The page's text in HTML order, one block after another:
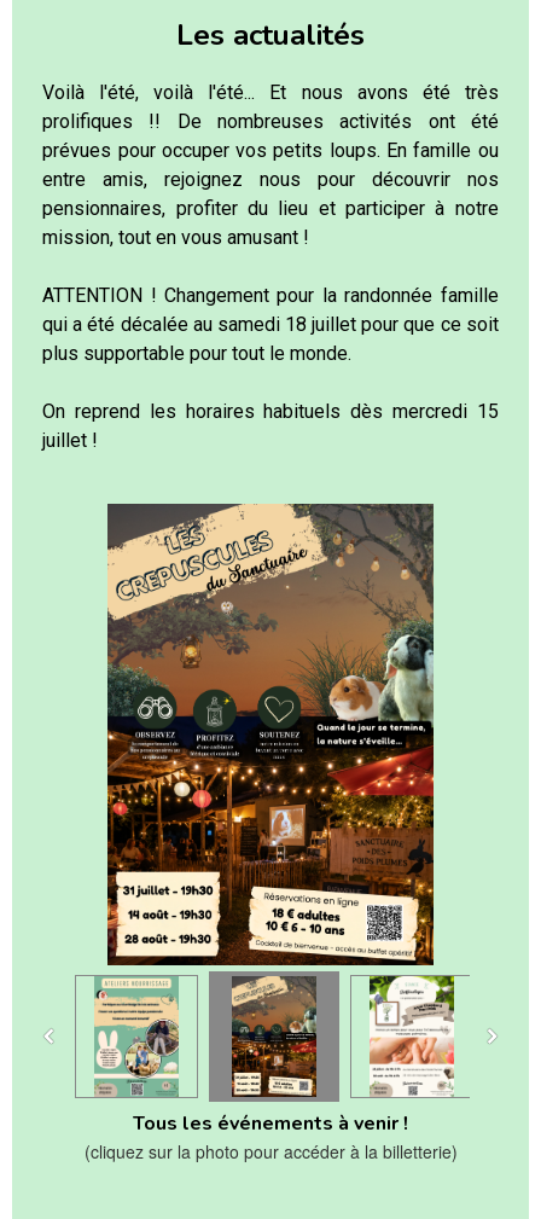
Les actualités
Voilà l'été, voilà l'été... Et nous avons été très
prolifiques !! De nombreuses activités ont été
prévues pour occuper vos petits loups. En famille ou
entre amis, rejoignez nous pour découvrir nos
pensionnaires, profiter du lieu et participer à notre
mission, tout en vous amusant !
ATTENTION ! Changement pour la randonnée famille
qui a été décalée au samedi 18 juillet pour que ce soit
plus supportable pour tout le monde.
On reprend les horaires habituels dès mercredi 15
juillet !
Séances réflexologie
Tous les événements à venir !
(cliquez sur la photo pour accéder à la billetterie)